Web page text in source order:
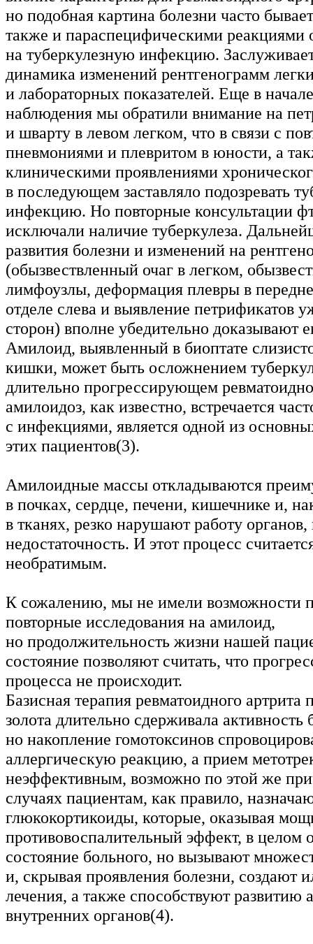
но подобная картина болезни часто
также и параспецифическими реакциями
на туберкулезную инфекцию.
динамика изменений рентгенограмм
и лабораторных показателей. Еще в
наблюдения мы обратили внимание на
и шварту в левом легком, что в связи с
пневмониями и плевритом в юности, а
клиническими проявлениями
в последующем заставляло подозревать
инфекцию. Но повторные консультации
исключали наличие туберкулеза.
развития болезни и изменений на
(обызвествленный очаг в легком,
лимфоузлы, деформация плевры в
отделе слева и выявление петрификатов
сторон) вполне убедительно доказывают
Амилоид, выявленный в биоптате
кишки, может быть осложнением
длительно прогрессирующем
амилоидоз, как известно, встречается
с инфекциями, является одной из
этих пациентов(3).
Амилоидные массы откладываются
в почках, сердце, печени, кишечнике и,
в тканях, резко нарушают работу
недостаточность. И этот процесс
необратимым.
К сожалению, мы не имели возможности
повторные исследования на амилоид,
но продолжительность жизни нашей
состояние позволяют считать, что
процесса не происходит.
Базисная терапия ревматоидного артрита
золота длительно сдерживала активность
но накопление гомотоксинов
аллергическую реакцию, а прием
неэффективным, возможно по этой же
случаях пациентам, как правило,
глюкокортикоиды, которые, оказывая
противовоспалительный эффект, в целом
состояние больного, но вызывают
и, скрывая проявления болезни, создают
лечения, а также способствуют развитию
внутренних органов(4).